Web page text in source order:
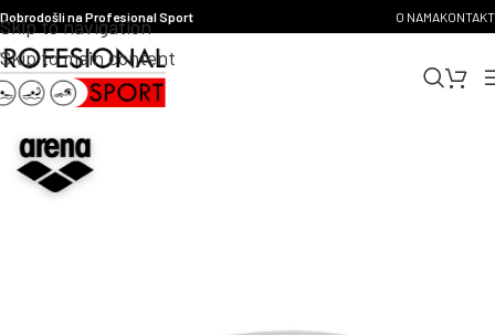
Skip to navigation
Skip to main content
Dobrodošli na Profesional Sport O NAMAKONTAKT